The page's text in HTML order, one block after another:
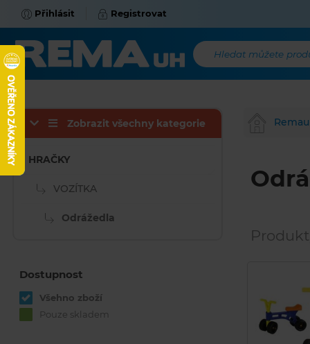
Přihlásit Registrovat
Hledat můžete
Zobrazit všechny kategorie
HRAČKY
VOZÍTKA
Odrážedla
Dostupnost
Všehno zboží
Pouze skladem